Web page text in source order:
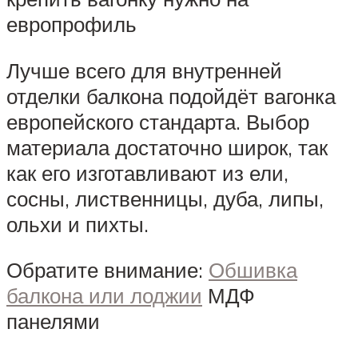
европрофиль
Лучше всего для внутренней
отделки балкона подойдёт вагонка
европейского стандарта. Выбор
материала достаточно широк, так
как его изготавливают из ели,
сосны, лиственницы, дуба, липы,
ольхи и пихты.
Обратите внимание: Обшивка
балкона или лоджии МДФ
панелями